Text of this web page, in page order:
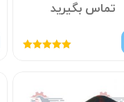
تماس بگیرید